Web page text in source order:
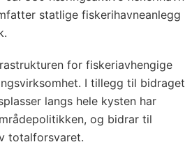
statlige fiskerihavneanlegg
for fiskeriavhengige
I tillegg til bidraget
langs hele kysten har
og bidrar til
totalforsvaret.